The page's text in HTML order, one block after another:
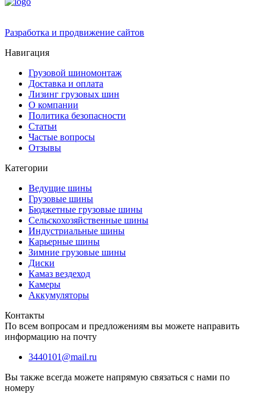
Разработка и продвижение сайтов
Навигация
Грузовой шиномонтаж
Доставка и оплата
Лизинг грузовых шин
О компании
Политика безопасности
Статьи
Частые вопросы
Отзывы
Категории
Ведущие шины
Грузовые шины
Бюджетные грузовые шины
Сельскохозяйственные шины
Индустриальные шины
Карьерные шины
Зимние грузовые шины
Диски
Камаз вездеход
Камеры
Аккумуляторы
Контакты
По всем вопросам и предложениям вы можете направить
информацию на почту
3440101@mail.ru
Вы также всегда можете напрямую связаться с нами по
номеру